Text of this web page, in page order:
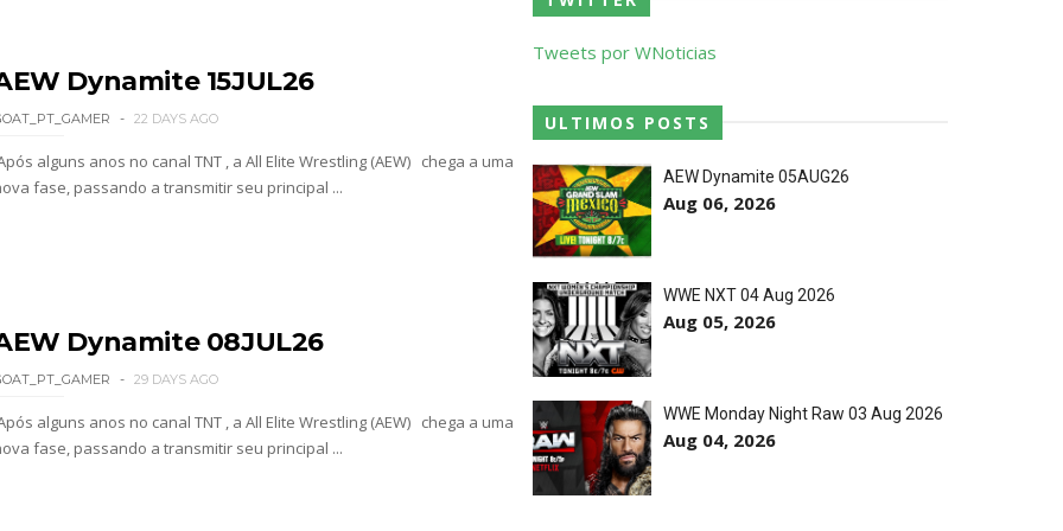
de AJ Lee
NO RAW: Je'Von Evans supera Ethan Page mas é abalroado por Big Cass
Reigns e exige combate pelo World Heavyweight Championship
de Brie Bella
a versão feminina dos The Shield
Dynamite 15JUL26
22 DAYS AGO
alguns anos no canal TNT , a All Elite Wrestling (AEW) chega a uma
fase, passando a transmitir seu principal ...
Dynamite 08JUL26
29 DAYS AGO
alguns anos no canal TNT , a All Elite Wrestling (AEW) chega a uma
fase, passando a transmitir seu principal ...
Tweets por WNoticias
ULTIMOS POSTS
AEW Dynamite 05AUG26
Aug 06, 2026
WWE NXT 04 Aug 2026
Aug 05, 2026
WWE Monday Night Raw 03 Aug 2026
Aug 04, 2026